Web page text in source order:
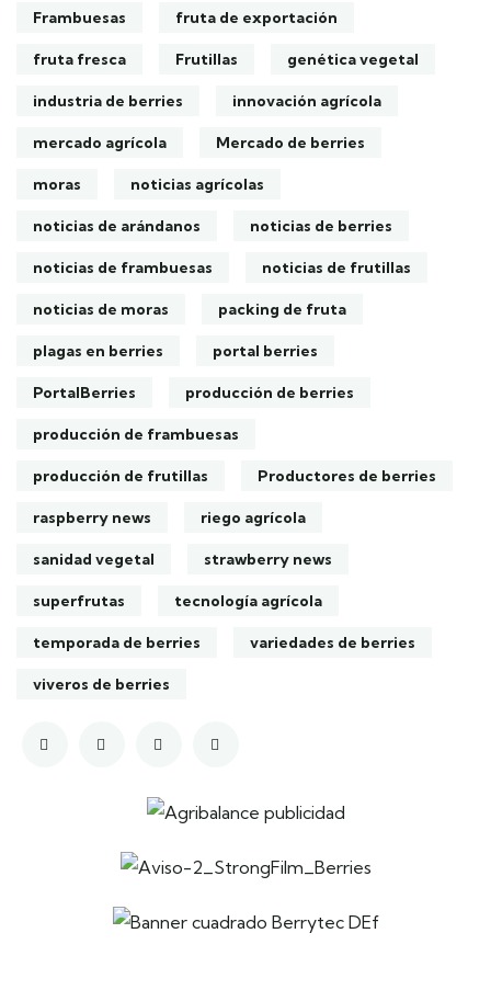
Frambuesas fruta de exportación
fruta fresca Frutillas genética vegetal
industria de berries innovación agrícola
mercado agrícola Mercado de berries
moras noticias agrícolas
noticias de arándanos noticias de berries
noticias de frambuesas noticias de frutillas
noticias de moras packing de fruta
plagas en berries portal berries
PortalBerries producción de berries
producción de frambuesas
producción de frutillas Productores de berries
raspberry news riego agrícola
sanidad vegetal strawberry news
superfrutas tecnología agrícola
temporada de berries variedades de berries
viveros de berries